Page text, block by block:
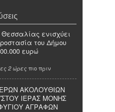
ενισχύει
του Δήμου
ευρώ
2 ώρεςπιο πριν
ΑΚΟΛΟΥΘΙΩΝ
ΙΕΡΑΣ ΜΟΝΗΣ
ΑΓΡΑΦΩΝ